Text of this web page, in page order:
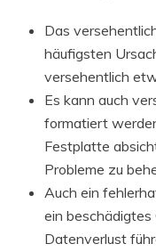
Das
häufigsten
versehentlich
Es kann auch
formatiert
Festplatte
Probleme zu
Auch ein
ein
Datenverlust